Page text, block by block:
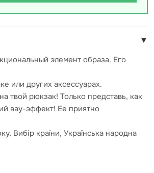
▼
элемент образа. Его
или других аксессуарах.
твой рюкзак! Только представь, как
вау-эффект! Ее приятно
Вибір країни, Українська народна